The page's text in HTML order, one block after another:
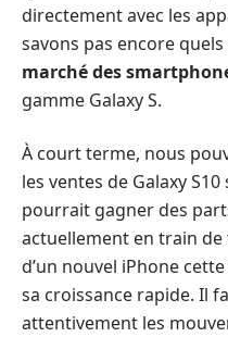
directement avec les
savons pas encore
marché des
gamme Galaxy S.
À court terme, nous
les ventes de Galaxy
pourrait gagner des
actuellement en train
d’un nouvel iPhone
sa croissance rapide. Il
attentivement les